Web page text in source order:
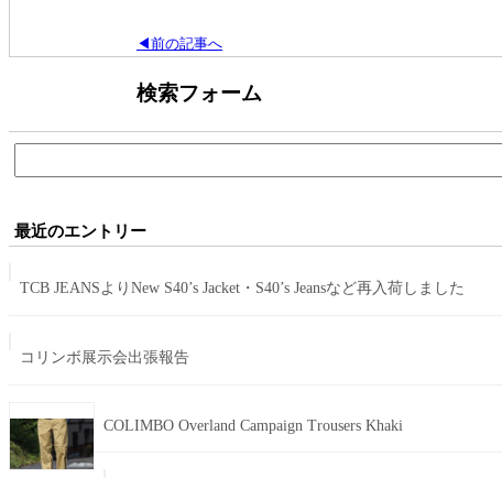
◀前の記事へ
検索フォーム
索:
最近のエントリー
TCB JEANSよりNew S40’s Jacket・S40’s Jeansなど再入荷しました
コリンボ展示会出張報告
COLIMBO Overland Campaign Trousers Khaki